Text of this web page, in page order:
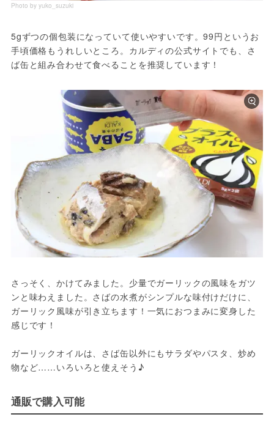
Photo by yuko_suzuki
5gずつの個包装になっていて使いやすいです。99円というお
手頃価格もうれしいところ。カルディの公式サイトでも、さ
ば缶と組み合わせて食べることを推奨しています！
さっそく、かけてみました。少量でガーリックの風味をガツ
ンと味わえました。さばの水煮がシンプルな味付けだけに、
ガーリック風味が引き立ちます！一気におつまみに変身した
感じです！
ガーリックオイルは、さば缶以外にもサラダやパスタ、炒め
物など……いろいろと使えそう♪
通販で購入可能